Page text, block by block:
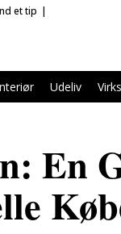
et tip
Udeliv
En